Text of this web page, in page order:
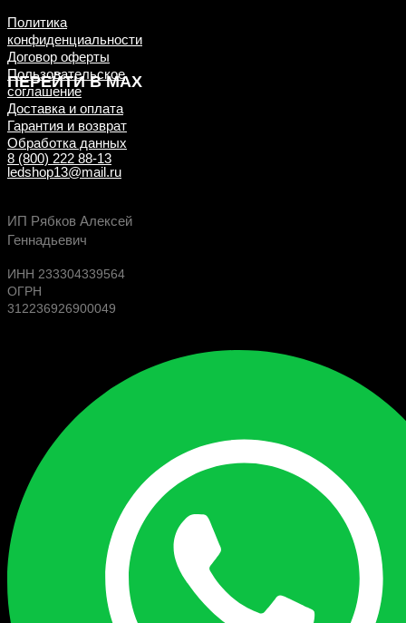
ПЕРЕЙТИ В MAX
Будь в курсе выгодных предложений,
новых поступлений на склад
Политика
конфиденциальности
Договор оферты
Пользовательское
соглашение
Доставка и оплата
Гарантия и возврат
Обработка данных
8 (800) 222 88-13
ledshop13@mail.ru
ИП Рябков Алексей
Геннадьевич
ИНН 233304339564
ОГРН
312236926900049